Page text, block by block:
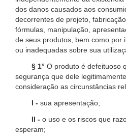
dos danos causados aos
decorrentes de projeto,
fórmulas, manipulação,
de seus produtos, bem como por
ou inadequadas sobre sua
§ 1° O produto é defeituoso
segurança que dele
consideração as circunstâncias
I - sua apresentação;
II - o uso e os riscos que
esperam;